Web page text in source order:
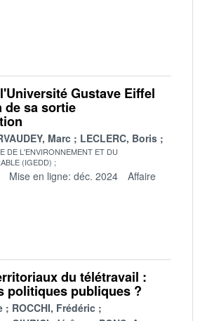
Gustave Eiffel
de sa sortie
Marc LECLERC, Boris
DE L'ENVIRONNEMENT ET DU
(IGEDD)
Mise en ligne: déc. 2024
Affaire
du télétravail :
politiques publiques ?
ROCCHI, Frédéric